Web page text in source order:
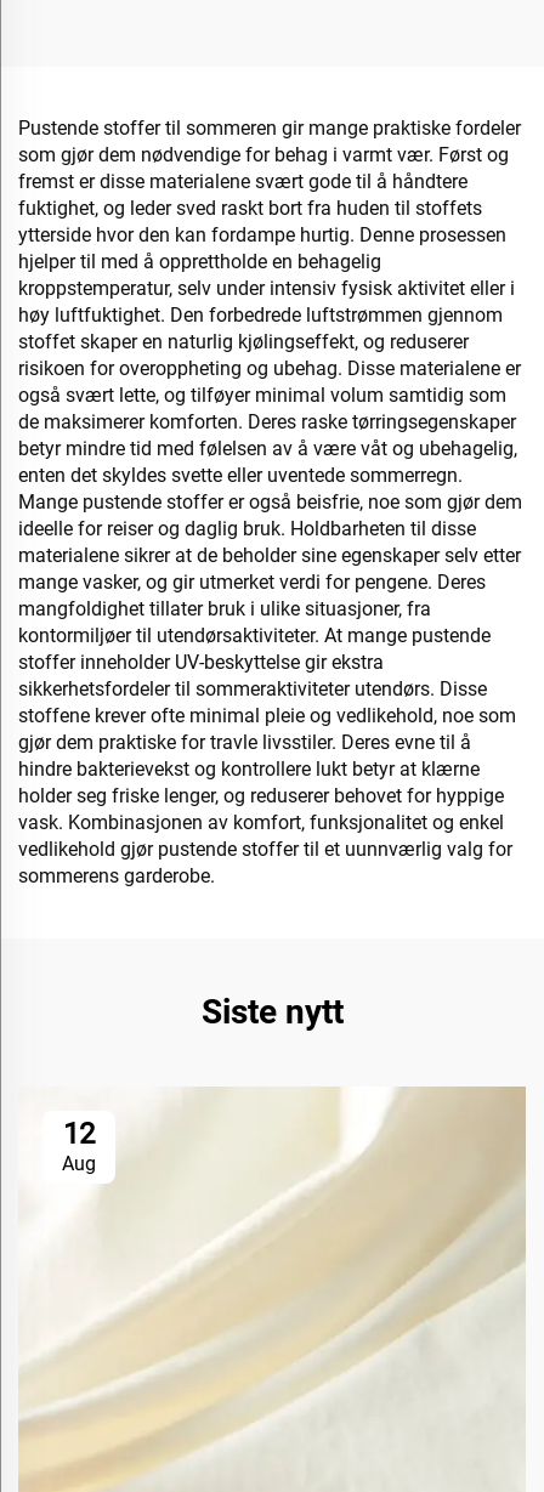
Pustende stoffer til sommeren gir mange praktiske fordeler
som gjør dem nødvendige for behag i varmt vær. Først og
fremst er disse materialene svært gode til å håndtere
fuktighet, og leder sved raskt bort fra huden til stoffets
ytterside hvor den kan fordampe hurtig. Denne prosessen
hjelper til med å opprettholde en behagelig
kroppstemperatur, selv under intensiv fysisk aktivitet eller i
høy luftfuktighet. Den forbedrede luftstrømmen gjennom
stoffet skaper en naturlig kjølingseffekt, og reduserer
risikoen for overoppheting og ubehag. Disse materialene er
også svært lette, og tilføyer minimal volum samtidig som
de maksimerer komforten. Deres raske tørringsegenskaper
betyr mindre tid med følelsen av å være våt og ubehagelig,
enten det skyldes svette eller uventede sommerregn.
Mange pustende stoffer er også beisfrie, noe som gjør dem
ideelle for reiser og daglig bruk. Holdbarheten til disse
materialene sikrer at de beholder sine egenskaper selv etter
mange vasker, og gir utmerket verdi for pengene. Deres
mangfoldighet tillater bruk i ulike situasjoner, fra
kontormiljøer til utendørsaktiviteter. At mange pustende
stoffer inneholder UV-beskyttelse gir ekstra
sikkerhetsfordeler til sommeraktiviteter utendørs. Disse
stoffene krever ofte minimal pleie og vedlikehold, noe som
gjør dem praktiske for travle livsstiler. Deres evne til å
hindre bakterievekst og kontrollere lukt betyr at klærne
holder seg friske lenger, og reduserer behovet for hyppige
vask. Kombinasjonen av komfort, funksjonalitet og enkel
vedlikehold gjør pustende stoffer til et uunnværlig valg for
sommerens garderobe.
Siste nytt
12
Aug